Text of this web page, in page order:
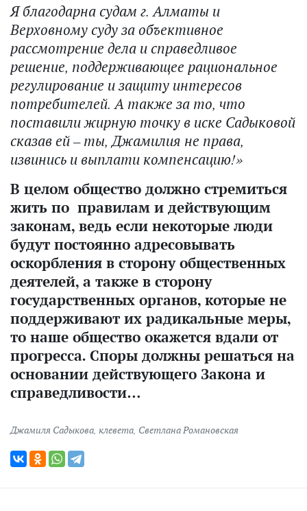
Я благодарна судам г. Алматы и
Верховному суду за объективное
рассмотрение дела и справедливое
решение, поддерживающее рациональное
регулирование и защиту интересов
потребителей. А также за то, что
поставили жирную точку в иске Садыковой
сказав ей – ты, Джамилия не права,
извинись и выплати компенсацию!»
В целом общество должно стремиться
жить по правилам и действующим
законам, ведь если некоторые люди
будут постоянно адресовывать
оскорбления в сторону общественных
деятелей, а также в сторону
государственных органов, которые не
поддерживают их радикальные меры,
то наше общество окажется вдали от
прогресса. Споры должны решаться на
основании действующего Закона и
справедливости…
Джамиля Садыкова клевета Светлана Романовская